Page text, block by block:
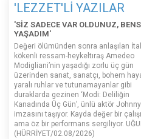
'LEZZET'Lİ YAZILAR
'SİZ SADECE VAR OLDUNUZ,
YAŞADIM'
Değeri ölümünden sonra anlaşılan
kökenli ressam-heykeltıraş Amedeo
Modigliani’nin yaşadığı zorlu üç gün
üzerinden sanat, sanatçı, bohem
yaralı ruhlar ve tutunamayanlar gibi
duraklarda gezinen ‘Modi: Deliliğin
Kanadında Üç Gün’, ünlü aktör Johnny
imzasını taşıyor. Kayda değer bir
ama öz bir performans sergiliyor.
(HÜRRİYET/02.08/2026)